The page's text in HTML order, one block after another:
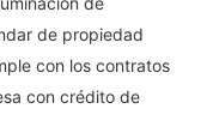
de propiedad
con los contratos
con crédito de